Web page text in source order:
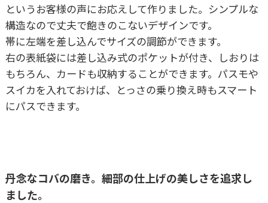
というお客様の声にお応えして作りました。シンプルな
構造なので丈夫で飽きのこないデザインです。
帯に左端を差し込んでサイズの調節ができます。
右の表紙袋には差し込み式のポケットが付き、しおりは
もちろん、カードも収納することができます。パスモや
スイカを入れておけば、とっさの乗り換え時もスマート
にパスできます。
丹念なコバの磨き。細部の仕上げの美しさを追求し
ました。